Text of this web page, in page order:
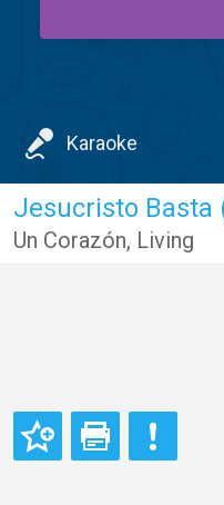
Karaoke
Jesucristo Basta
Un Corazón, Living